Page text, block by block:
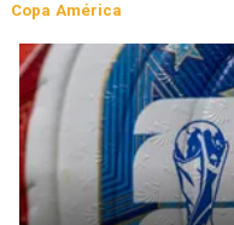
Copa América